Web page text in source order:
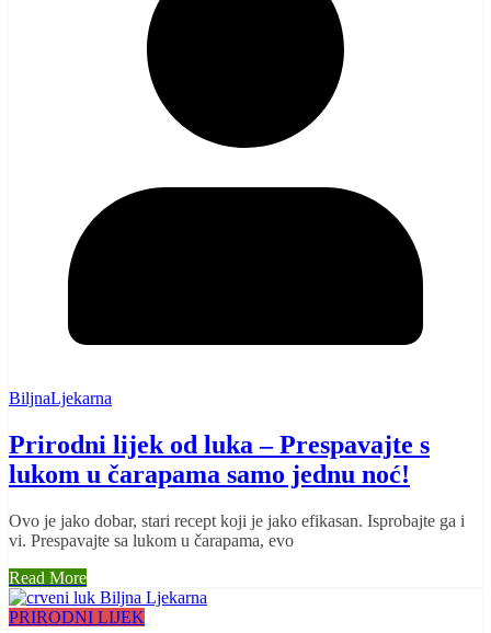
BiljnaLjekarna
Prirodni lijek od luka – Prespavajte s
lukom u čarapama samo jednu noć!
Ovo je jako dobar, stari recept koji je jako efikasan. Isprobajte ga i
vi. Prespavajte sa lukom u čarapama, evo
Read More
PRIRODNI LIJEK